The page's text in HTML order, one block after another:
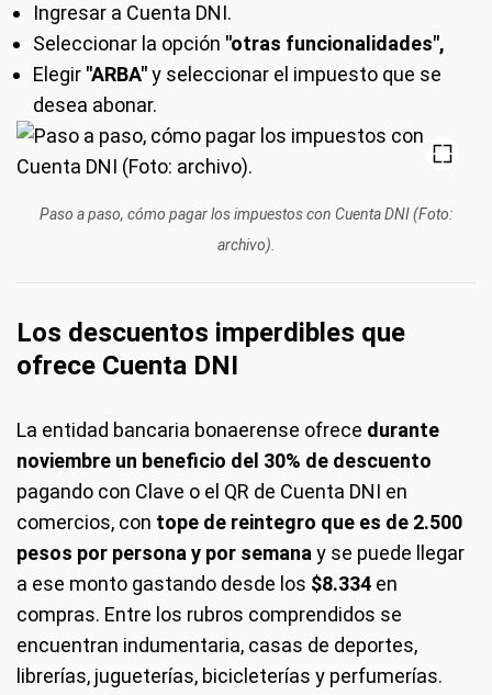
Ingresar a Cuenta DNI.
Seleccionar la opción "otras funcionalidades",
Elegir "ARBA"y seleccionar el impuesto que se
desea abonar.
Paso a paso, cómo pagar los impuestos con Cuenta DNI (Foto:
archivo).
Los descuentos imperdibles que
ofrece Cuenta DNI
La entidad bancaria bonaerense ofrece durante
noviembre un beneficio del 30% de descuento
pagando con Clave o el QR de Cuenta DNI en
comercios, con tope de reintegro que es de 2.500
pesos por persona y por semana y se puede llegar
a ese monto gastando desde los $8.334 en
compras. Entre los rubros comprendidos se
encuentran indumentaria, casas de deportes,
librerías, jugueterías, bicicleterías y perfumerías.